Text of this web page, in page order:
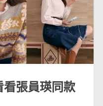
張員瑛同款